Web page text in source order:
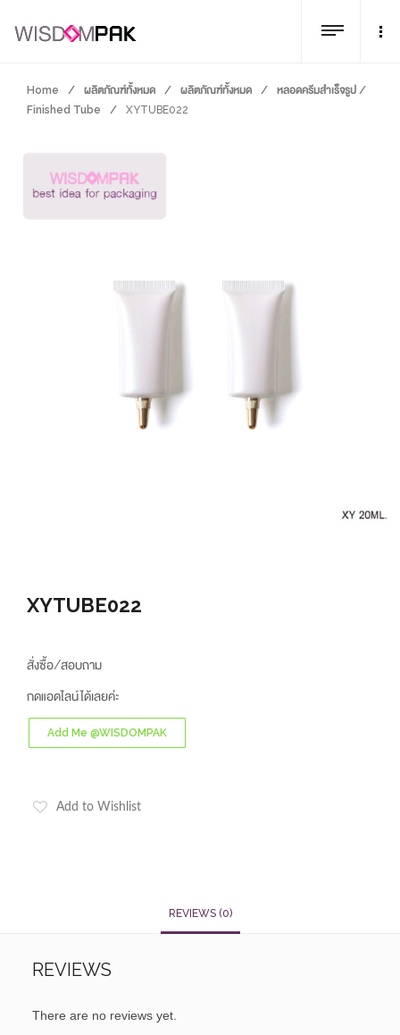
Home / ผลิตภัณฑ์ทั้งหมด / ผลิตภัณฑ์ทั้งหมด /
หลอดครีมสำเร็จรูป /
Finished Tube
/ XYTUBE022
XYTUBE022
สั่งซื้อ/สอบถาม
กดแอดไลน์ได้เลยค่ะ
Add Me @WISDOMPAK
Add to Wishlist
REVIEWS (0)
REVIEWS
There are no reviews yet.